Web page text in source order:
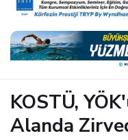
KOSTÜ,
Alanda